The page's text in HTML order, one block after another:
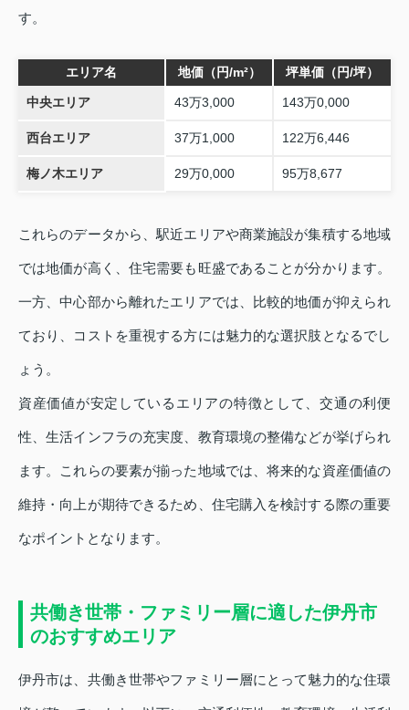
す。
エリア名 地価（円/m²） 坪単価（円/坪）
中央エリア 43万3,000 143万0,000
西台エリア 37万1,000 122万6,446
梅ノ木エリア 29万0,000 95万8,677
これらのデータから、駅近エリアや商業施設が集積する地域
では地価が高く、住宅需要も旺盛であることが分かります。
一方、中心部から離れたエリアでは、比較的地価が抑えられ
ており、コストを重視する方には魅力的な選択肢となるでし
ょう。
資産価値が安定しているエリアの特徴として、交通の利便
性、生活インフラの充実度、教育環境の整備などが挙げられ
ます。これらの要素が揃った地域では、将来的な資産価値の
維持・向上が期待できるため、住宅購入を検討する際の重要
なポイントとなります。
共働き世帯・ファミリー層に適した伊丹市
のおすすめエリア
伊丹市は、共働き世帯やファミリー層にとって魅力的な住環